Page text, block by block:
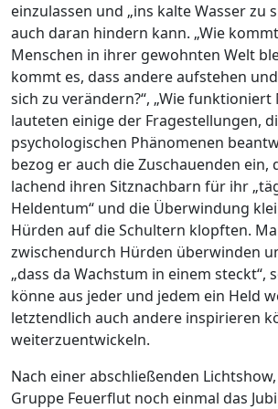
einzulassen und „ins kalte Wasser zu
auch daran hindern kann. „Wie
Menschen in ihrer gewohnten Welt
kommt es, dass andere aufstehen
sich zu verändern?“, „Wie funktioniert
lauteten einige der Fragestellungen,
psychologischen Phänomenen
bezog er auch die Zuschauenden ein,
lachend ihren Sitznachbarn für ihr
Heldentum“ und die Überwindung
Hürden auf die Schultern klopften.
zwischendurch Hürden überwinden
„dass da Wachstum in einem steckt“,
könne aus jeder und jedem ein Held
letztendlich auch andere inspirieren
weiterzuentwickeln.
Nach einer abschließenden
Gruppe Feuerflut noch einmal das